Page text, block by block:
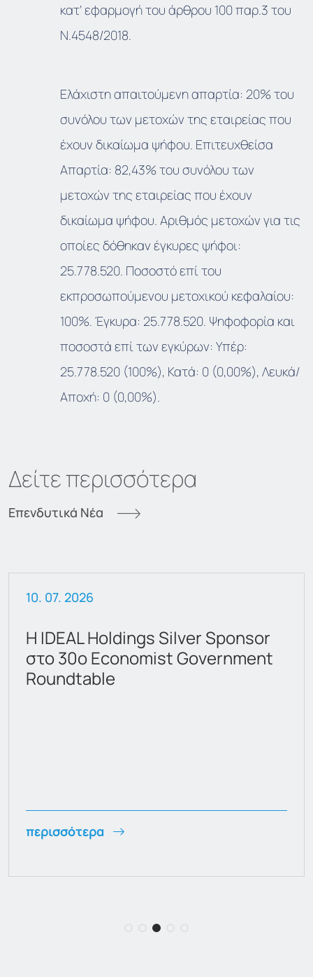
κατ’ εφαρμογή του άρθρου 100 παρ.3 του
Ν.4548/2018.
Ελάχιστη απαιτούμενη απαρτία: 20% του
συνόλου των μετοχών της εταιρείας που
έχουν δικαίωμα ψήφου. Επιτευχθείσα
Απαρτία: 82,43% του συνόλου των
μετοχών της εταιρείας που έχουν
δικαίωμα ψήφου. Αριθμός μετοχών για τις
οποίες δόθηκαν έγκυρες ψήφοι:
25.778.520. Ποσοστό επί του
εκπροσωπούμενου μετοχικού κεφαλαίου:
100%. Έγκυρα: 25.778.520. Ψηφοφορία και
ποσοστά επί των εγκύρων: Υπέρ:
25.778.520 (100%), Κατά: 0 (0,00%), Λευκά/
Αποχή: 0 (0,00%).
Δείτε περισσότερα
Επενδυτικά Νέα
08. 07. 2026
Ανακοίνωση αγοράς ιδίων
μετοχών
περισσότερα